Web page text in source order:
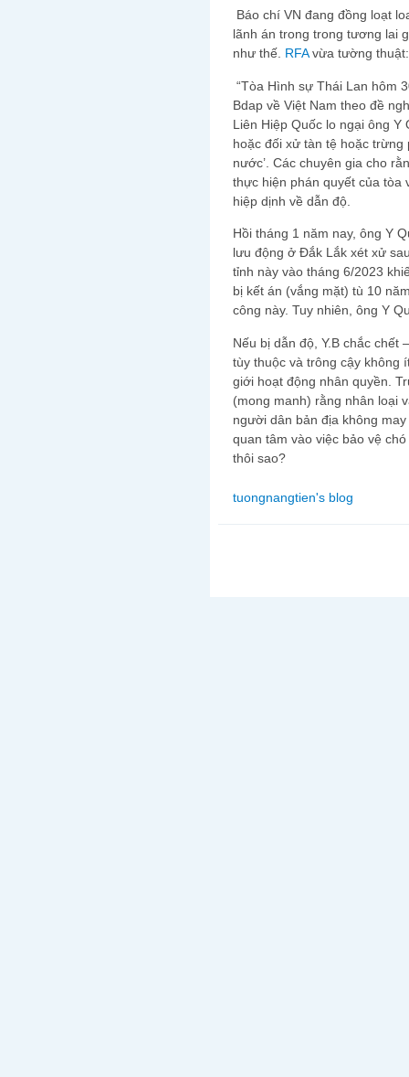
Báo chí VN đang đồng loạt
lãnh án trong trong tương lai
như thế. RFAvừa tường thuật:
“Tòa Hình sự Thái Lan hôm
Bdap về Việt Nam theo đề
Liên Hiệp Quốc lo ngại ông Y
hoặc đối xử tàn tệ hoặc
nước’. Các chuyên gia cho
thực hiện phán quyết của tòa
hiệp dịnh về dẫn độ.
Hồi tháng 1 năm nay, ông Y
lưu động ở Đắk Lắk xét xử
tỉnh này vào tháng 6/2023
bị kết án (vắng mặt) tù 10
công này. Tuy nhiên, ông Y
Nếu bị dẫn độ, Y.B chắc chết
tùy thuộc và trông cậy không
giới hoạt động nhân quyền.
(mong manh) rằng nhân loại
người dân bản địa không
quan tâm vào việc bảo vệ
thôi sao?
tuongnangtien's blog